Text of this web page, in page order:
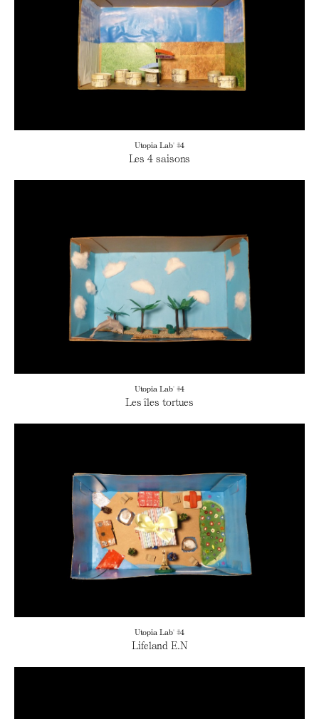
Utopia Lab' #4
Les 4 saisons
Utopia Lab' #4
Les îles tortues
Utopia Lab' #4
Lifeland E.N